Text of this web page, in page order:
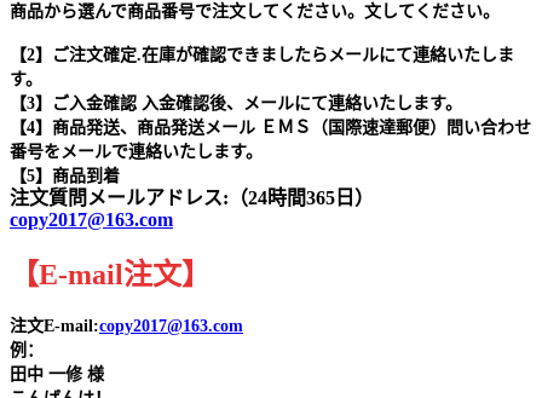
商品から選んで商品番号で注文してください。文してください。
【2】ご注文確定.在庫が確認できましたらメールにて連絡いたしま
す。
【3】ご入金確認 入金確認後、メールにて連絡いたします。
【4】商品発送、商品発送メール ＥＭＳ（国際速達郵便）問い合わせ
番号をメールで連絡いたします。
【5】商品到着
注文質問メールアドレス:（24時間365日）
copy2017@163.com
【E-mail注文】
注文E-mail:copy2017@163.com
例：
田中 一修 様